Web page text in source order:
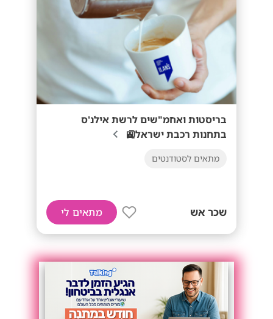
בריסטות ואחמ"שים לרשת אילנ'ס
בתחנות רכבת ישראל🚉
מתאים לסטודנטים
שכר אש מתאים לי